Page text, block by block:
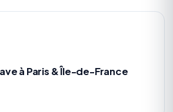
à Paris & Île-de-France